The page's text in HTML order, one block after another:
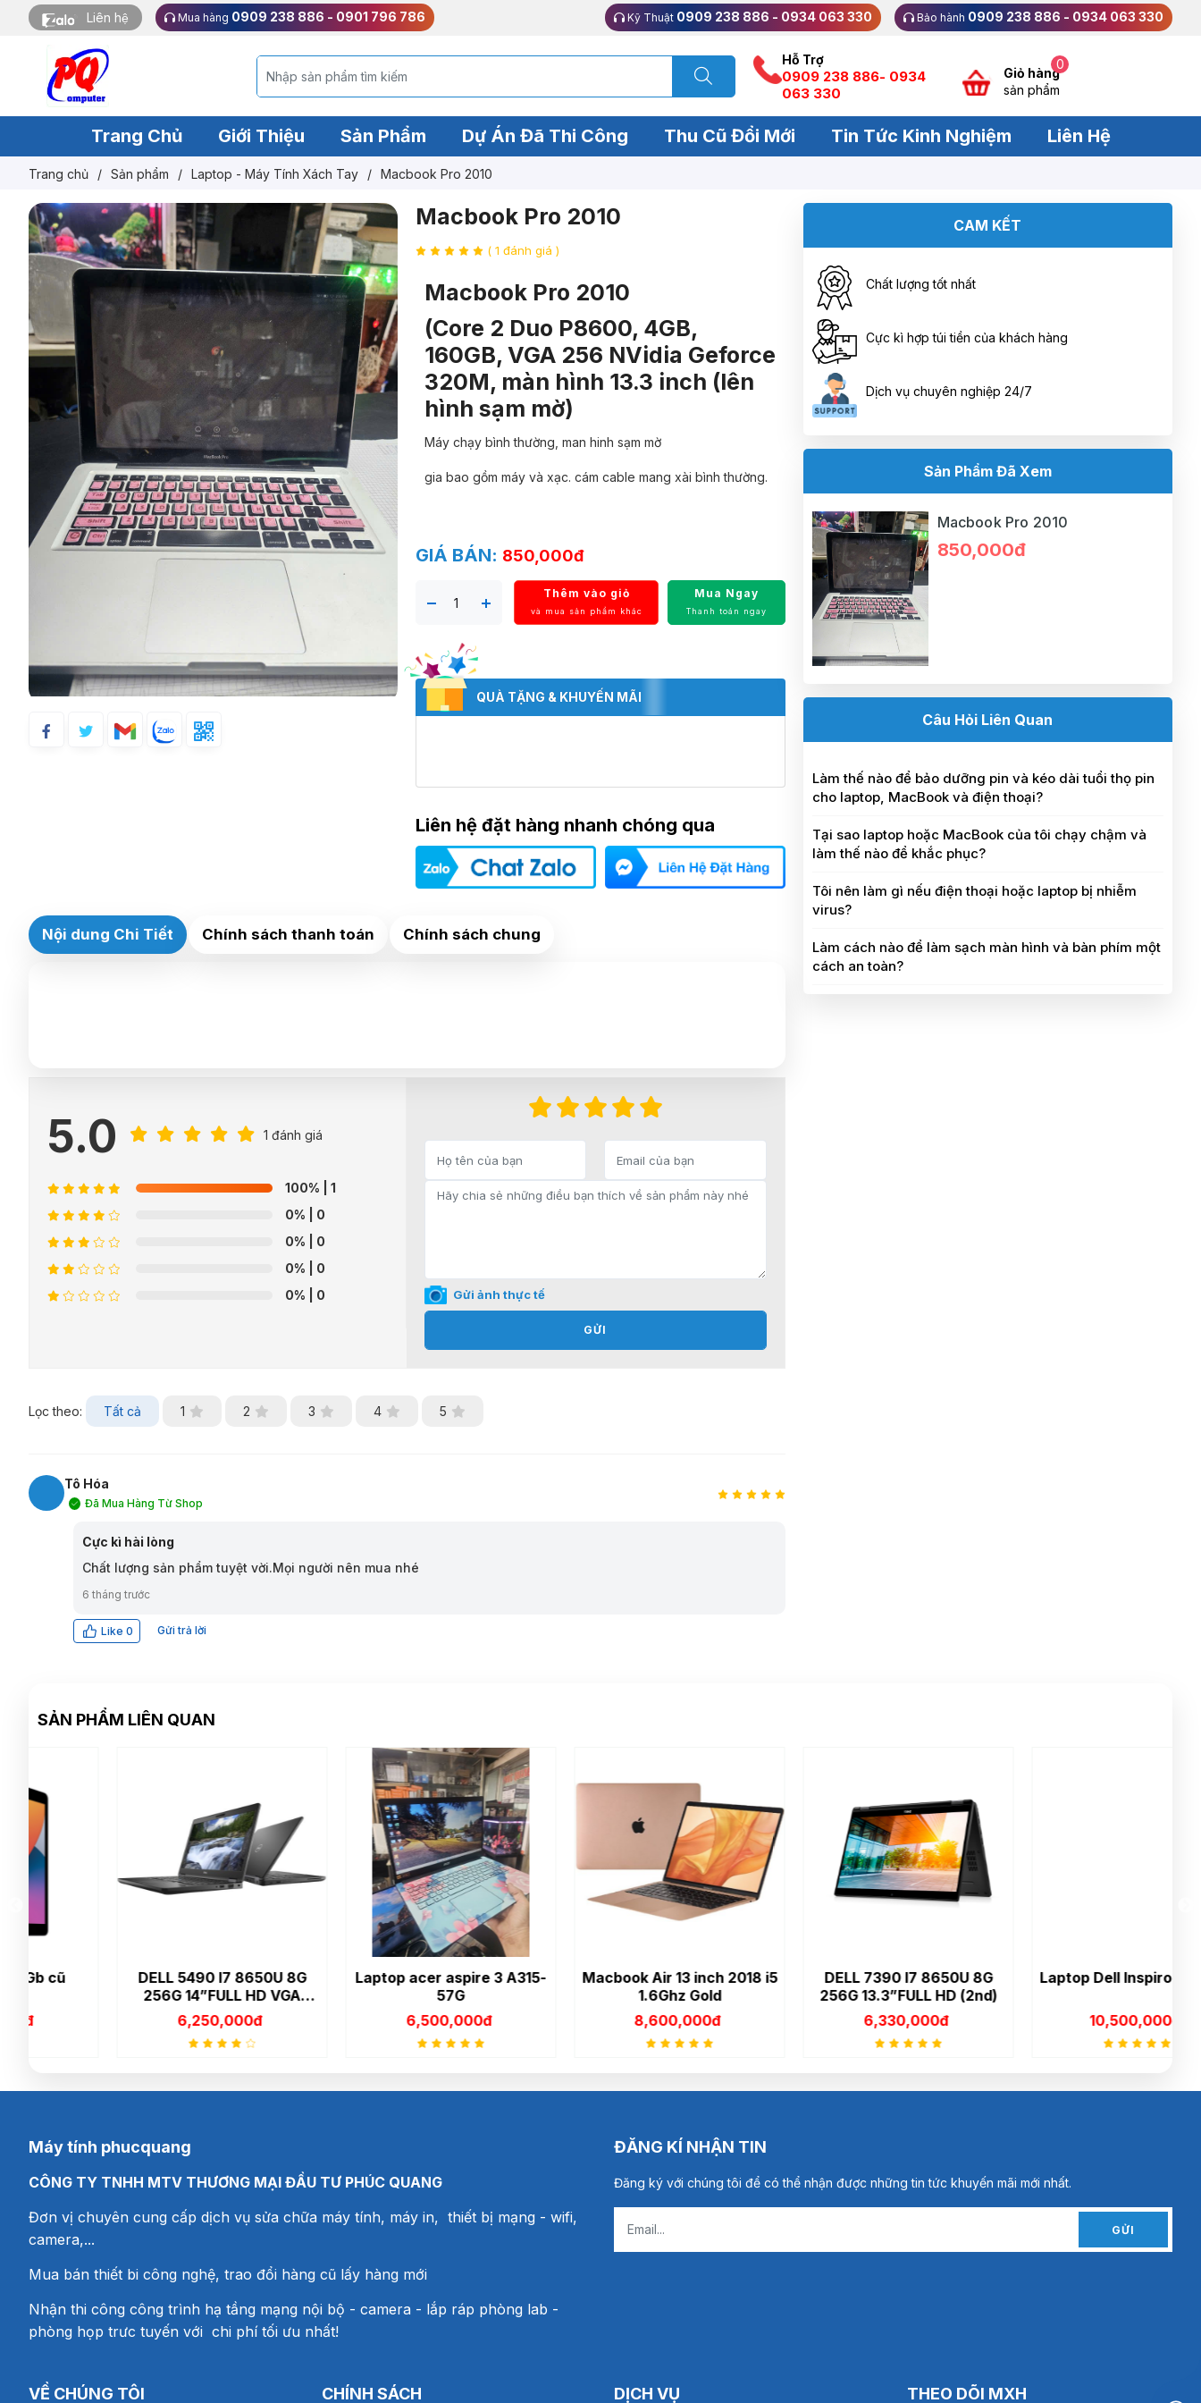
Liên hệ Mua hàng 0909 238 886 - 0901 796 786 Kỹ Thuật 0909 238 886 - 0934 063 330 Bảo hành 0909 238 886 - 0934 063 330
Hỗ Trợ
0909 238 886- 0934
063 330
Giỏ hàng
0
sản phẩm
Trang Chủ Giới Thiệu Sản Phẩm Dự Án Đã Thi Công Thu Cũ Đổi Mới Tin Tức Kinh Nghiệm Liên Hệ
Trang chủ / Sản phẩm / Laptop - Máy Tính Xách Tay / Macbook Pro 2010
Macbook Pro 2010
( 1 đánh giá )
Macbook Pro 2010
(Core 2 Duo P8600, 4GB,
160GB, VGA 256 NVidia Geforce
320M, màn hình 13.3 inch (lên
hình sạm mờ)
Máy chạy bình thường, man hinh sạm mờ
gia bao gồm máy và xạc. cám cable mang xài bình thường.
GIÁ BÁN: 850,000đ
Thêm vào giỏ
và mua sản phẩm khác
Mua Ngay
Thanh toán ngay
QUÀ TẶNG & KHUYẾN MÃI
Liên hệ đặt hàng nhanh chóng qua
Nội dung Chi Tiết Chính sách thanh toán Chính sách chung
5.0 1 đánh giá
100% | 1
0% | 0
0% | 0
0% | 0
0% | 0 Gửi ảnh thực tế
GỬI
Lọc theo: Tất cả 1 2 3 4 5
Tô Hóa
Đã Mua Hàng Từ Shop
Cực kì hài lòng
Chất lượng sản phẩm tuyệt vời.Mọi người nên mua nhé
6 tháng trước
Like 0 Gửi trả lời
CAM KẾT
Chất lượng tốt nhất
Cực kì hợp túi tiền của khách hàng
Dịch vụ chuyên nghiệp 24/7
Sản Phẩm Đã Xem
Macbook Pro 2010
850,000đ
Câu Hỏi Liên Quan
Làm thế nào để bảo dưỡng pin và kéo dài tuổi thọ pin
cho laptop, MacBook và điện thoại?
Tại sao laptop hoặc MacBook của tôi chạy chậm và
làm thế nào để khắc phục?
Tôi nên làm gì nếu điện thoại hoặc laptop bị nhiễm
virus?
Làm cách nào để làm sạch màn hình và bàn phím một
cách an toàn?
SẢN PHẨM LIÊN QUAN
DELL 5490 I7 8650U 8G
256G 14”FULL HD VGA
NVIDIA MX130 2GB (2nd)
6,250,000đ
Laptop acer aspire 3 A315-
6,500,000đ
Macbook Air 13 inch 2018 i5
1.6Ghz Gold
8,600,000đ
DELL 7390 I7 8650U 8G
256G 13.3”FULL HD (2nd)
6,330,000đ
Laptop Dell Inspiron 15 5515
10,500,000đ
Máy tính phucquang
CÔNG TY TNHH MTV THƯƠNG MẠI ĐẦU TƯ PHÚC QUANG
Đơn vị chuyên cung cấp dịch vụ sửa chữa máy tính, máy in, thiết bị mạng - wifi,
camera,...
Mua bán thiết bi công nghệ, trao đổi hàng cũ lấy hàng mới
Nhận thi công công trình hạ tầng mạng nội bộ - camera - lắp ráp phòng lab -
phòng họp trưc tuyến với chi phí tối ưu nhất!
ĐĂNG KÍ NHẬN TIN
Đăng ký với chúng tôi để có thể nhận được những tin tức khuyến mãi mới nhất.
GỬI
VỀ CHÚNG TÔI CHÍNH SÁCH DỊCH VỤ THEO DÕI MXH